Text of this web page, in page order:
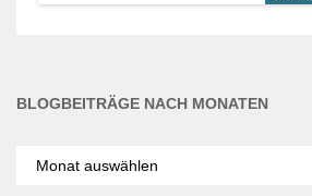
BLOGBEITRÄGE NACH MONATEN
nach